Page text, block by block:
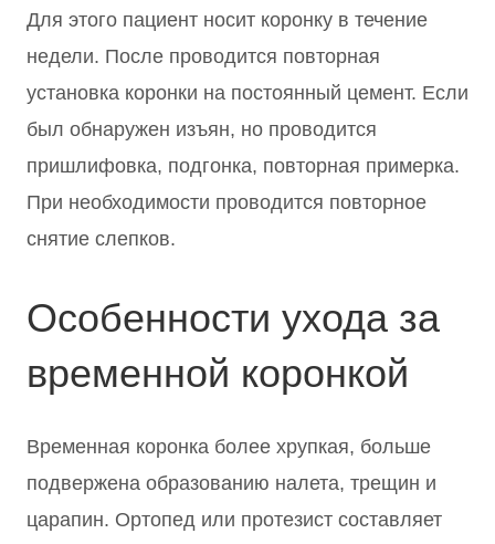
Для этого пациент носит коронку в течение
недели. После проводится повторная
установка коронки на постоянный цемент. Если
был обнаружен изъян, но проводится
пришлифовка, подгонка, повторная примерка.
При необходимости проводится повторное
снятие слепков.
Особенности ухода за
временной коронкой
Временная коронка более хрупкая, больше
подвержена образованию налета, трещин и
царапин. Ортопед или протезист составляет